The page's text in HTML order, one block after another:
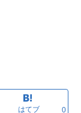
はてブ 0